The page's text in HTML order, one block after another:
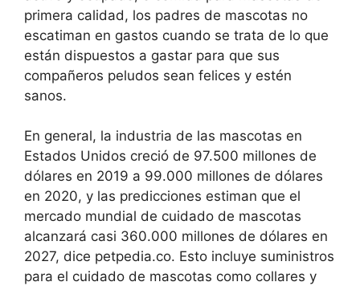
primera calidad, los padres de mascotas no
escatiman en gastos cuando se trata de lo que
están dispuestos a gastar para que sus
compañeros peludos sean felices y estén
sanos.
En general, la industria de las mascotas en
Estados Unidos creció de 97.500 millones de
dólares en 2019 a 99.000 millones de dólares
en 2020, y las predicciones estiman que el
mercado mundial de cuidado de mascotas
alcanzará casi 360.000 millones de dólares en
2027, dice petpedia.co. Esto incluye suministros
para el cuidado de mascotas como collares y